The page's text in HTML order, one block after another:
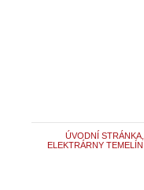
ÚVODNÍ
ELEKTRÁRNY TEMELÍN